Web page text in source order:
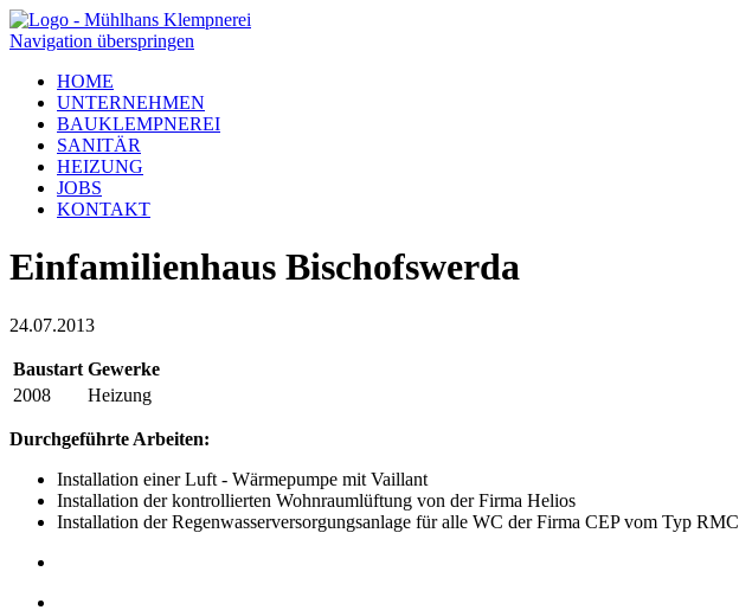
Navigation überspringen
HOME
UNTERNEHMEN
BAUKLEMPNEREI
SANITÄR
HEIZUNG
JOBS
KONTAKT
Einfamilienhaus Bischofswerda
24.07.2013
Baustart Gewerke
2008
Heizung
Durchgeführte Arbeiten:
Installation einer Luft - Wärmepumpe mit Vaillant
Installation der kontrollierten Wohnraumlüftung von der Firma Helios
Installation der Regenwasserversorgungsanlage für alle WC der Firma CEP vom Typ RMC